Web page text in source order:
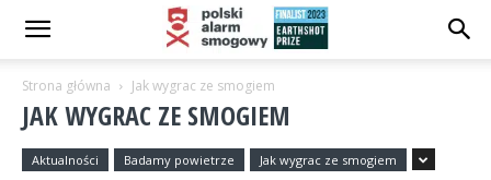
Strona główna Jak wygrac ze smogiem
JAK WYGRAC ZE SMOGIEM
Aktualności Badamy powietrze Jak wygrac ze smogiem